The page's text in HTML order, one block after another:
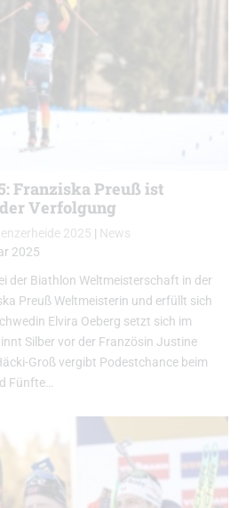
Franziska Preuß ist
Verfolgung
2025
News
2025
der Biathlon Weltmeisterschaft in der
Preuß Weltmeisterin und erfüllt sich
Elvira Oeberg setzt sich im
Silber vor der Französin Justine
Groß vergibt Podestchance beim
Fünfte…